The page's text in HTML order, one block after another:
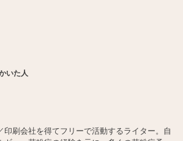
いた人
印刷会社を得てフリーで活動するライター。自